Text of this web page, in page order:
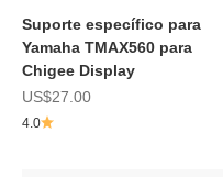
Suporte específico para
Yamaha TMAX560 para
Chigee Display
Preço de promoção
US$27.00
4.0